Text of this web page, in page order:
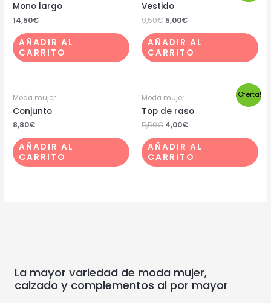
Mono largo
14,50€
AÑADIR AL
CARRITO
Vestido
9,50€ 5,00€
AÑADIR AL
CARRITO
Moda mujer
Conjunto
8,80€
AÑADIR AL
CARRITO
¡Oferta!
Moda mujer
Top de raso
5,50€ 4,00€
AÑADIR AL
CARRITO
La mayor variedad de moda mujer,
calzado y complementos al por mayor